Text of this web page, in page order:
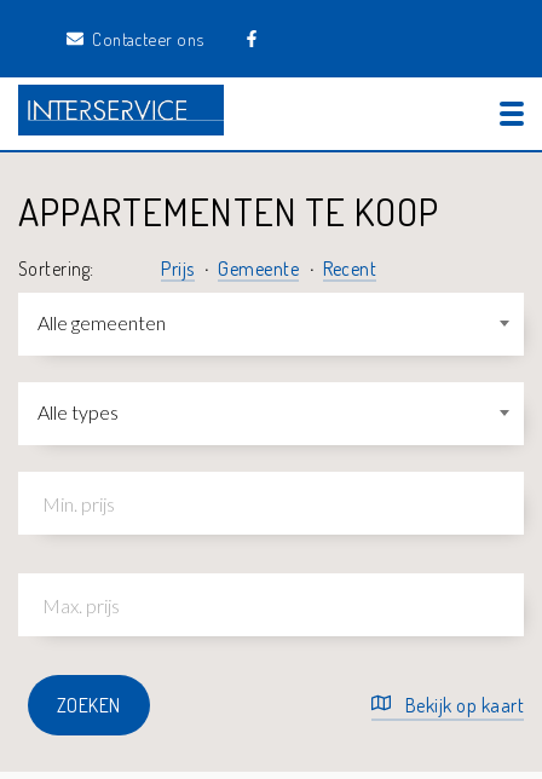
Contacteer ons
APPARTEMENTEN TE KOOP
Sortering: Prijs Gemeente Recent
ZOEKEN Bekijk op kaart